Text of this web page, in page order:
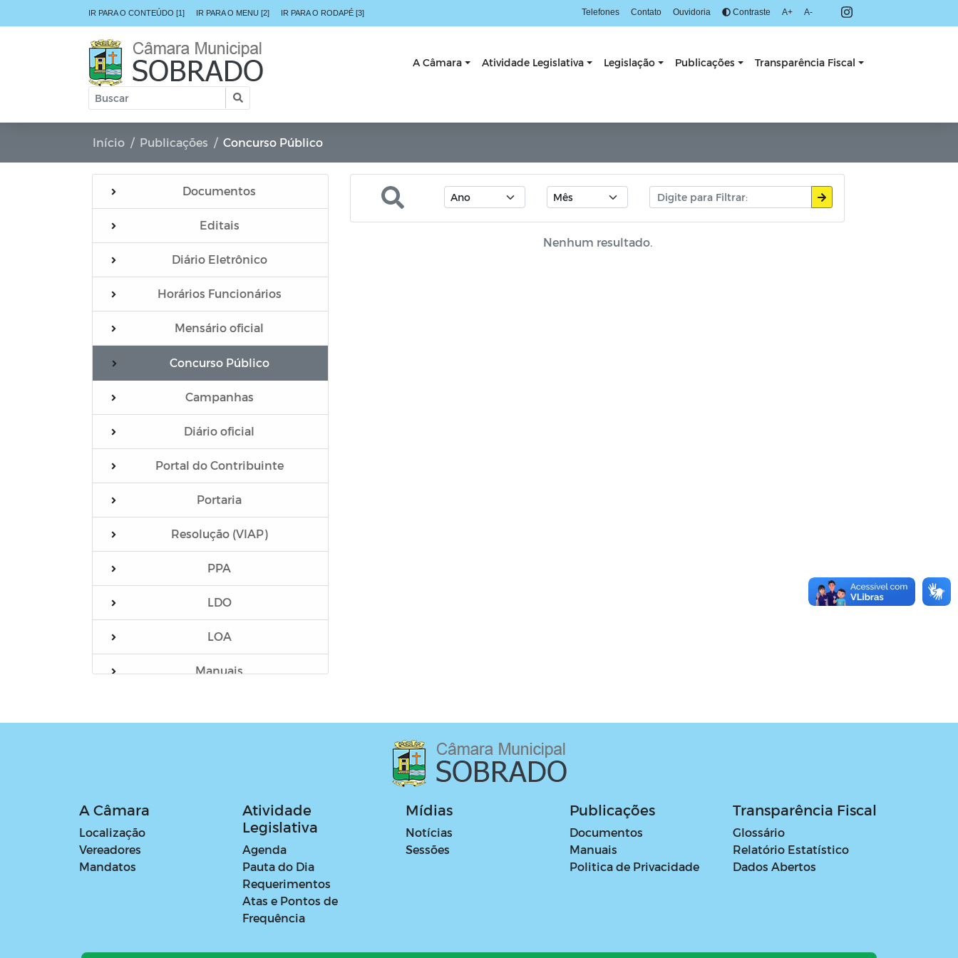
IR PARA O CONTEÚDO [1] IR PARA O MENU [2] IR PARA O RODAPÉ [3] Telefones Contato Ouvidoria Contraste A+ A-
A Câmara Atividade Legislativa Legislação Publicações Transparência Fiscal
Início Publicações Concurso Público
Documentos
Editais
Diário Eletrônico
Horários Funcionários
Mensário oficial
Concurso Público
Campanhas
Diário oficial
Portal do Contribuinte
Portaria
Resolução (VIAP)
PPA
LDO
LOA
Manuais
Nenhum resultado.
A Câmara
Localização
Vereadores
Mandatos
Atividade
Legislativa
Agenda
Pauta do Dia
Requerimentos
Atas e Pontos de
Frequência
Mídias
Notícias
Sessões
Publicações
Documentos
Manuais
Politica de Privacidade
Transparência Fiscal
Glossário
Relatório Estatístico
Dados Abertos